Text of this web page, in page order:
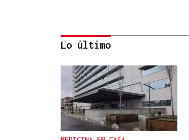
CRECIMIENTO DEMOGRÁFICO
Gráfico | España roza los 50
millones de habitantes tras
alcanzar un nuevo máximo
Lo último